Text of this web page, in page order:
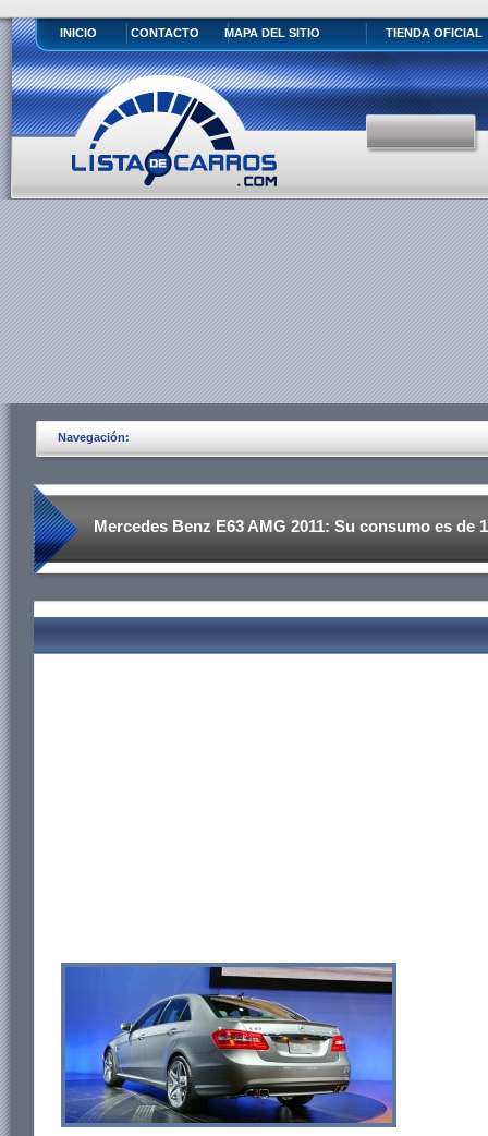
INICIO CONTACTO MAPA DEL SITIO TIENDA OFICIAL
Navegación:
Mercedes Benz E63 AMG 2011: Su consumo es de